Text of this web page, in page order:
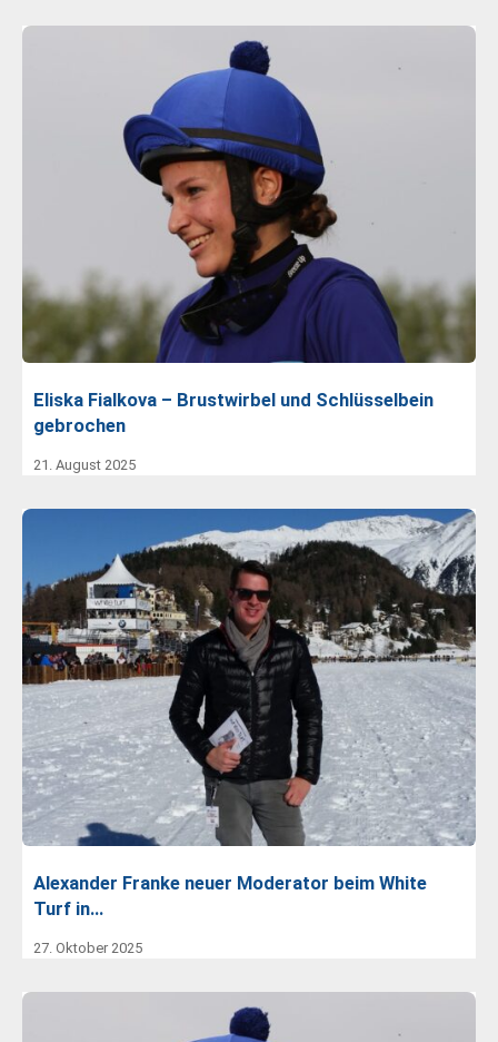
Eliska Fialkova – Brustwirbel und Schlüsselbein
gebrochen
21. August 2025
Alexander Franke neuer Moderator beim White
Turf in…
27. Oktober 2025